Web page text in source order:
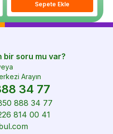
Sepete Ekle
bir soru mu var?
Arayın
34 77
888 34 77
814 00 41